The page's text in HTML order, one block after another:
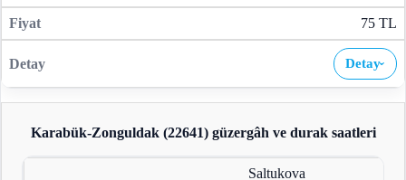
75 TL
Detay›
Karabük-Zonguldak (22641)güzergâh ve durak saatleri
Saltukova